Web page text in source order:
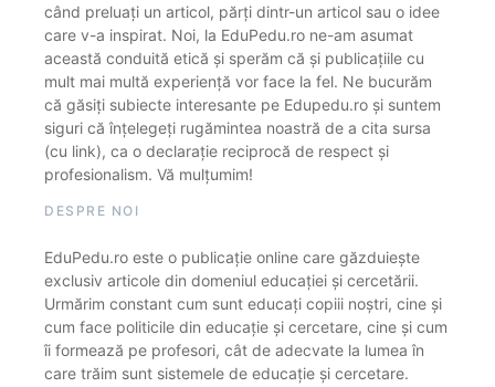
când preluați un articol, părți dintr-un articol sau o idee
care v-a inspirat. Noi, la EduPedu.ro ne-am asumat
această conduită etică și sperăm că și publicațiile cu
mult mai multă experiență vor face la fel. Ne bucurăm
că găsiți subiecte interesante pe Edupedu.ro și suntem
siguri că înțelegeți rugămintea noastră de a cita sursa
(cu link), ca o declarație reciprocă de respect și
profesionalism. Vă mulțumim!
DESPRE NOI
EduPedu.ro este o publicație online care găzduiește
exclusiv articole din domeniul educației și cercetării.
Urmărim constant cum sunt educați copiii noștri, cine și
cum face politicile din educație și cercetare, cine și cum
îi formează pe profesori, cât de adecvate la lumea în
care trăim sunt sistemele de educație și cercetare.